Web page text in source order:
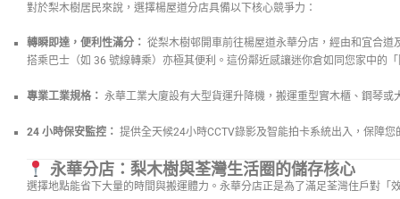
對於梨木樹居民來說，選擇楊屋道分店具備以下核心競爭力：
轉瞬即達，便利性滿分： 從梨木樹邨開車前往楊屋道永華分店，經由和宜合道
搭乘巴士（如 36 號線轉乘）亦極其便利。這份鄰近感讓迷你倉如同您家中的
專業工業規格： 永華工業大廈設有大型貨運升降機，搬運重型實木櫃、鋼琴或
24 小時保安監控： 提供全天候24小時CCTV錄影及智能拍卡系統出入，保障
永華分店：梨木樹與荃灣生活圈的儲存核心
選擇地點能省下大量的時間與搬運體力。永華分店正是為了滿足荃灣住戶對「